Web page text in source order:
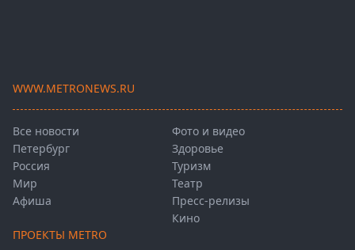
WWW.METRONEWS.RU
Все новости
Петербург
Россия
Мир
Афиша
Фото и видео
Здоровье
Туризм
Театр
Пресс-релизы
Кино
ПРОЕКТЫ METRO